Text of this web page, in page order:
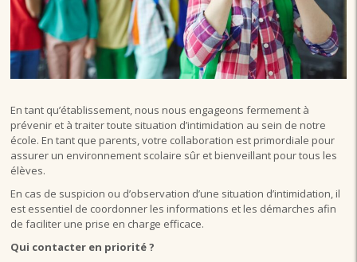
En tant qu’établissement, nous nous engageons fermement à
prévenir et à traiter toute situation d’intimidation au sein de notre
école. En tant que parents, votre collaboration est primordiale pour
assurer un environnement scolaire sûr et bienveillant pour tous les
élèves.
En cas de suspicion ou d’observation d’une situation d’intimidation, il
est essentiel de coordonner les informations et les démarches afin
de faciliter une prise en charge efficace.
Qui contacter en priorité ?